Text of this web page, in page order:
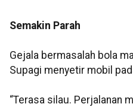
Semakin Parah
Gejala bermasalah bola
Supagi menyetir mobil
“Terasa silau. Perjalanan